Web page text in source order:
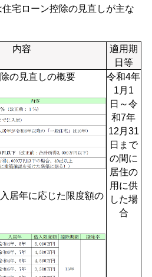
宅ローン控除の見直しが主な
内容
適用期
日等
の見直しの概要
居年に応じた限度額の
令和4年
1月1
日～令
和7年
12月31
日まで
の間に
居住の
用に供
した場
合